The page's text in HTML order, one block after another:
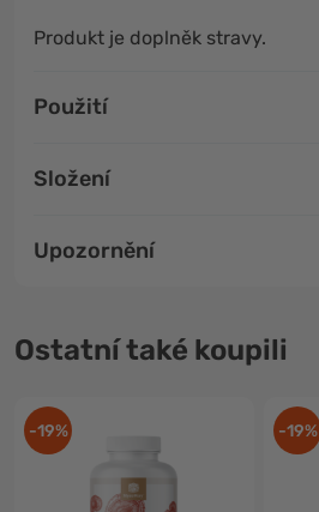
Produkt je doplněk stravy.
Použití
Složení
Upozornění
Ostatní také koupili
-19% -19%